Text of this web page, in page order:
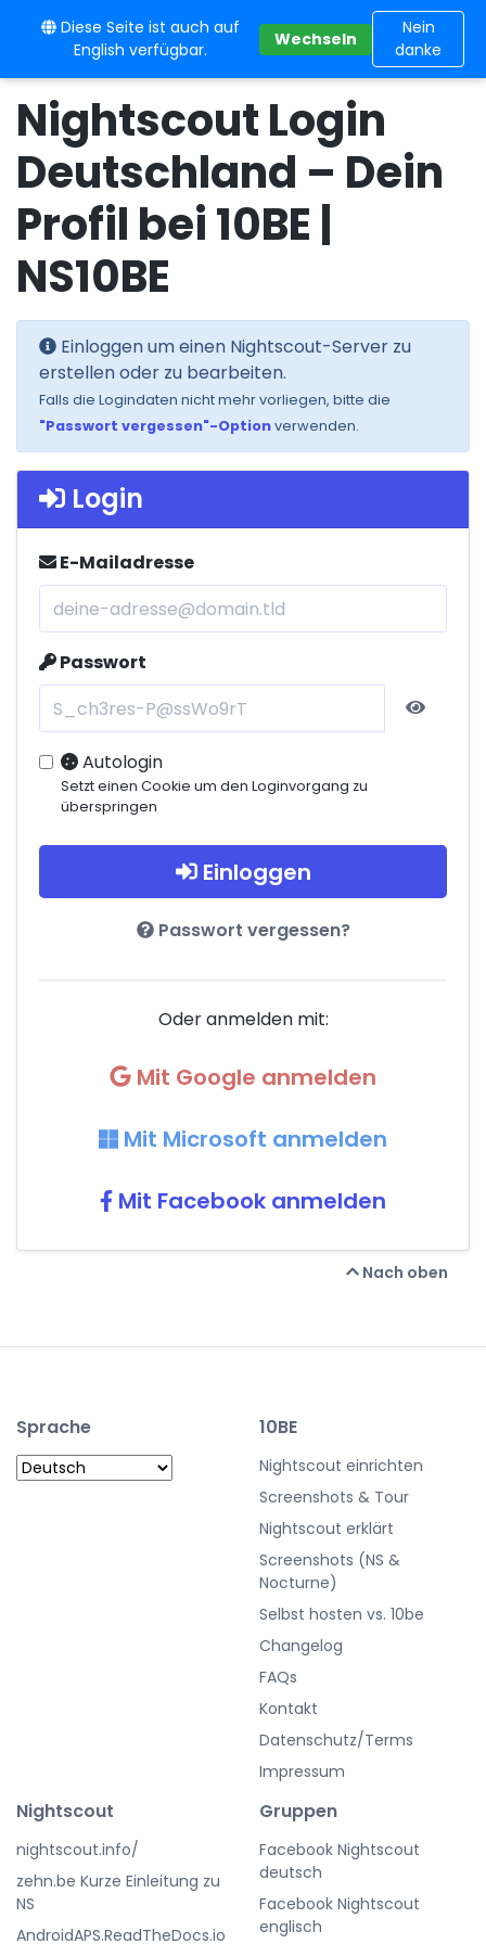
Diese Seite ist auch auf
English verfügbar.
Wechseln
Nein
danke
10BE
Nightscout Login
Deutschland – Dein
Profil bei 10BE |
NS10BE
Einloggen um einen Nightscout-Server zu
erstellen oder zu bearbeiten.
Falls die Logindaten nicht mehr vorliegen, bitte die
"Passwort vergessen"-Optionverwenden.
Login
E-Mailadresse
Passwort
Autologin
Setzt einen Cookie um den Loginvorgang zu
überspringen
Einloggen
Passwort vergessen?
Oder anmelden mit:
Mit Google anmelden
Mit Microsoft anmelden
Mit Facebook anmelden
Nach oben
Sprache 10BE
Nightscout einrichten
Screenshots & Tour
Nightscout erklärt
Screenshots (NS &
Nocturne)
Selbst hosten vs. 10be
Changelog
FAQs
Kontakt
Datenschutz/Terms
Impressum
Nightscout
nightscout.info/
zehn.be Kurze Einleitung zu
NS
AndroidAPS.ReadTheDocs.io
Gruppen
Facebook Nightscout
deutsch
Facebook Nightscout
englisch